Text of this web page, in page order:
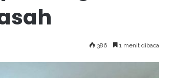
386 1 menit dibaca